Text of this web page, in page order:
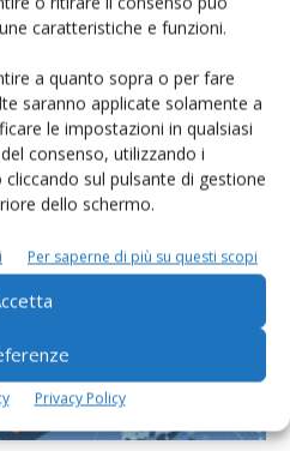
caratteristiche e funzioni.
a quanto sopra o per fare
saranno applicate solamente a
le impostazioni in qualsiasi
consenso, utilizzando i
sul pulsante di gestione
dello schermo.
Per saperne di più su questi scopi
Privacy Policy
chiude in aumento